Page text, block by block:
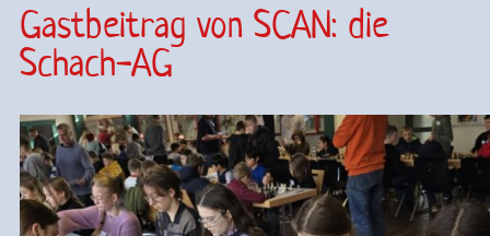
Gastbeitrag von SCAN: die
Schach-AG